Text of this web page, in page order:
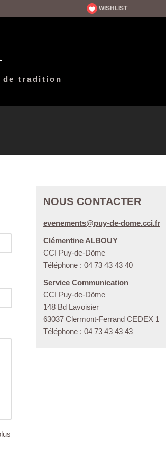
WISHLIST
de tradition
NOUS CONTACTER
evenements@puy-de-dome.cci.fr
Clémentine ALBOUY
CCI Puy-de-Dôme
Téléphone : 04 73 43 43 40
Service Communication
CCI Puy-de-Dôme
148 Bd Lavoisier
63037 Clermont-Ferrand CEDEX 1
Téléphone : 04 73 43 43 43